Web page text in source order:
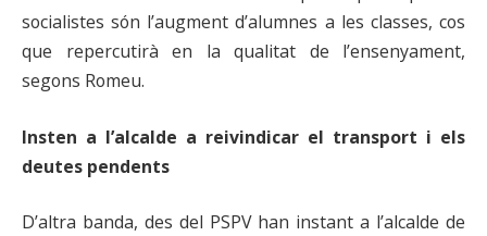
socialistes són l’augment d’alumnes a les classes, cos
que repercutirà en la qualitat de l’ensenyament,
segons Romeu.
Insten a l’alcalde a reivindicar el transport i els
deutes pendents
D’altra banda, des del PSPV han instant a l’alcalde de